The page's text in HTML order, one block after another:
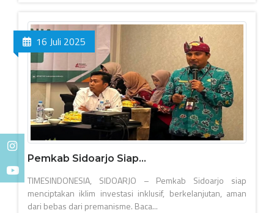
16 Juli 2025
Pemkab Sidoarjo Siap...
TIMESINDONESIA, SIDOARJO – Pemkab Sidoarjo siap
menciptakan iklim investasi inklusif, berkelanjutan, aman
dari bebas dari premanisme. Baca...